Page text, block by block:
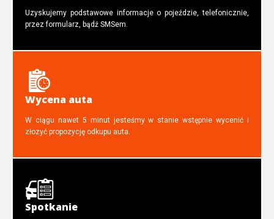
Uzyskujemy podstawowe informacje o pojeździe, telefonicznie,
przez formularz, bądź SMSem.
Wycena auta
W ciągu nawet 5 minut jesteśmy w stanie wstępnie wycenić i
złozyć propozycję odkupu auta.
Spotkanie